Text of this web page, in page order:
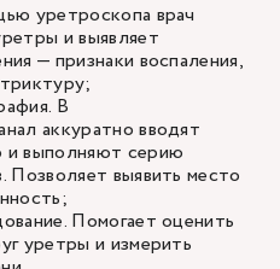
уретроскопа врач
и выявляет
— признаки воспаления,
В
аккуратно вводят
и выполняют серию
Позволяет выявить место
Помогает оценить
уретры и измерить